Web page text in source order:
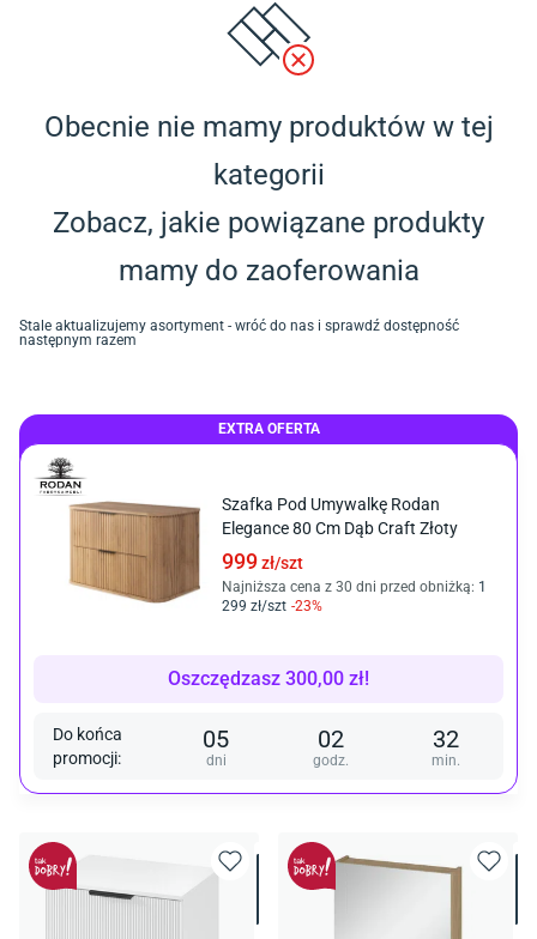
Obecnie nie mamy produktów w tej
kategorii
Zobacz, jakie powiązane produkty
mamy do zaoferowania
Stale aktualizujemy asortyment - wróć do nas i sprawdź dostępność
następnym razem
EXTRA OFERTA
Szafka Pod Umywalkę Rodan
Elegance 80 Cm Dąb Craft Złoty
999 zł/szt
Najniższa cena z 30 dni przed obniżką: 1
299 zł/szt -23%
Oszczędzasz 300,00 zł!
Do końca
promocji:
05
dni
02
godz.
32
min.